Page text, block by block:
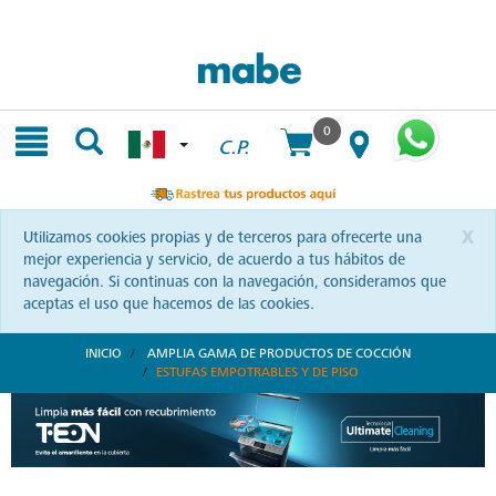
C.P.
0
x
Utilizamos cookies propias y de terceros para ofrecerte una
mejor experiencia y servicio, de acuerdo a tus hábitos de
navegación. Si continuas con la navegación, consideramos que
aceptas el uso que hacemos de las cookies.
INICIO
AMPLIA GAMA DE PRODUCTOS DE COCCIÓN
ESTUFAS EMPOTRABLES Y DE PISO